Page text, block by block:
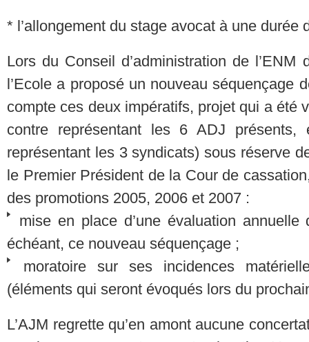
* l’allongement du stage avocat à une durée
Lors du Conseil d’administration de
l’Ecole a proposé un nouveau séquençage
compte ces deux impératifs, projet qui a été
contre représentant les 6 ADJ
représentant les 3 syndicats) sous réserve
le Premier Président de la Cour de
des promotions 2005, 2006 et 2007 :
mise en place d’une évaluation
échéant, ce nouveau séquençage ;
moratoire sur ses incidences
(éléments qui seront évoqués lors du
L’AJM regrette qu’en amont aucune